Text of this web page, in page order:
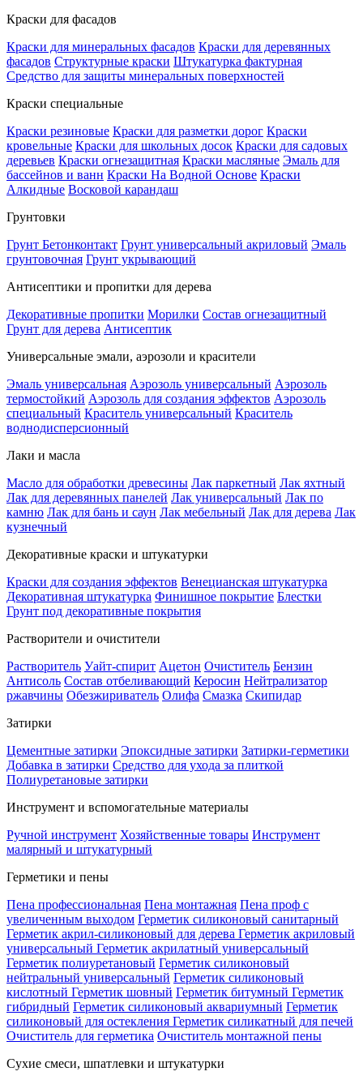
Краски для фасадов
Краски для минеральных фасадов Краски для деревянных
фасадов Структурные краски Штукатурка фактурная
Средство для защиты минеральных поверхностей
Краски специальные
Краски резиновые Краски для разметки дорог Краски
кровельные Краски для школьных досок Краски для садовых
деревьев Краски огнезащитная Краски масляные Эмаль для
бассейнов и ванн Краски На Водной Основе Краски
Алкидные Восковой карандаш
Грунтовки
Грунт Бетонконтакт Грунт универсальный акриловый Эмаль
грунтовочная Грунт укрывающий
Антисептики и пропитки для дерева
Декоративные пропитки Морилки Состав огнезащитный
Грунт для дерева Антисептик
Универсальные эмали, аэрозоли и красители
Эмаль универсальная Аэрозоль универсальный Аэрозоль
термостойкий Аэрозоль для создания эффектов Аэрозоль
специальный Краситель универсальный Краситель
воднодисперсионный
Лаки и масла
Масло для обработки древесины Лак паркетный Лак яхтный
Лак для деревянных панелей Лак универсальный Лак по
камню Лак для бань и саун Лак мебельный Лак для дерева Лак
кузнечный
Декоративные краски и штукатурки
Краски для создания эффектов Венецианская штукатурка
Декоративная штукатурка Финишное покрытие Блестки
Грунт под декоративные покрытия
Растворители и очистители
Растворитель Уайт-спирит Ацетон Очиститель Бензин
Антисоль Состав отбеливающий Керосин Нейтрализатор
ржавчины Обезжириватель Олифа Смазка Скипидар
Затирки
Цементные затирки Эпоксидные затирки Затирки-герметики
Добавка в затирки Средство для ухода за плиткой
Полиуретановые затирки
Инструмент и вспомогательные материалы
Ручной инструмент Хозяйственные товары Инструмент
малярный и штукатурный
Герметики и пены
Пена профессиональная Пена монтажная Пена проф с
увеличенным выходом Герметик силиконовый санитарный
Герметик акрил-силиконовый для дерева Герметик акриловый
универсальный Герметик акрилатный универсальный
Герметик полиуретановый Герметик силиконовый
нейтральный универсальный Герметик силиконовый
кислотный Герметик шовный Герметик битумный Герметик
гибридный Герметик силиконовый аквариумный Герметик
силиконовый для остекления Герметик силикатный для печей
Очиститель для герметика Очиститель монтажной пены
Сухие смеси, шпатлевки и штукатурки